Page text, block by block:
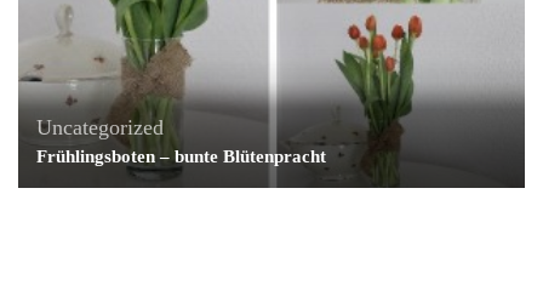
Uncategorized
Frühlingsboten – bunte Blütenpracht